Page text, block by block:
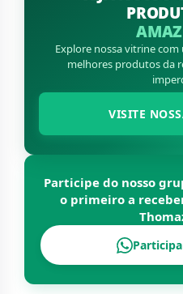
Explore nossa vitrine com
melhores produtos da
VISITE
Participe do nosso
o primeiro a